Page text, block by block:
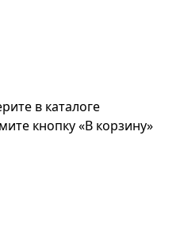
в каталоге
кнопку «В корзину»